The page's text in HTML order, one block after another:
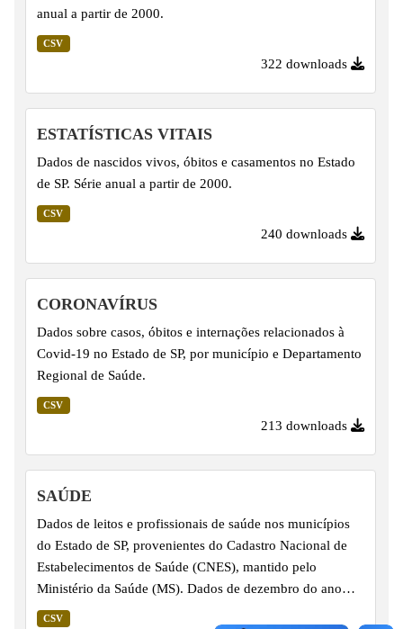
anual a partir de 2000.
CSV
322 downloads
ESTATÍSTICAS VITAIS
Dados de nascidos vivos, óbitos e casamentos no Estado
de SP. Série anual a partir de 2000.
CSV
240 downloads
CORONAVÍRUS
Dados sobre casos, óbitos e internações relacionados à
Covid-19 no Estado de SP, por município e Departamento
Regional de Saúde.
CSV
213 downloads
SAÚDE
Dados de leitos e profissionais de saúde nos municípios
do Estado de SP, provenientes do Cadastro Nacional de
Estabelecimentos de Saúde (CNES), mantido pelo
Ministério da Saúde (MS). Dados de dezembro do ano
anterior.
CSV